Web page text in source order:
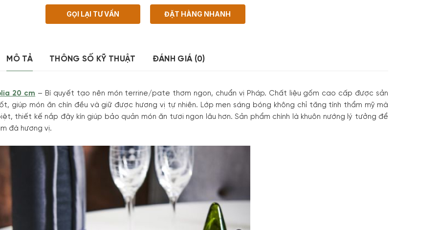
GỌI LẠI TƯ VẤN ĐẶT HÀNG NHANH
MÔ TẢ THÔNG SỐ KỸ THUẬT ĐÁNH GIÁ (0)
20 cm – Bí quyết tạo nên món terrine/pate thơm ngon, chuẩn vị Pháp. Chất liệu gốm cao cấp được sản
giúp món ăn chín đều và giữ được hương vị tự nhiên. Lớp men sáng bóng không chỉ tăng tính thẩm mỹ mà
thiết kế nắp đậy kín giúp bảo quản món ăn tươi ngon lâu hơn. Sản phẩm chính là khuôn nướng lý tưởng để
đà hương vị.